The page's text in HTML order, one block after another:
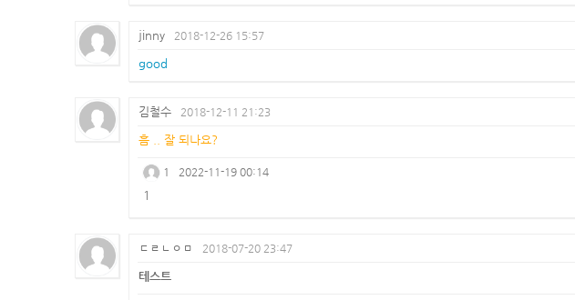
jinny 2018-12-26 15:57
good
김철수 2018-12-11 21:23
흠 .. 잘 되나요?
1 2022-11-19 00:14
1
ㄷㄹㄴㅇㅁ 2018-07-20 23:47
테스트